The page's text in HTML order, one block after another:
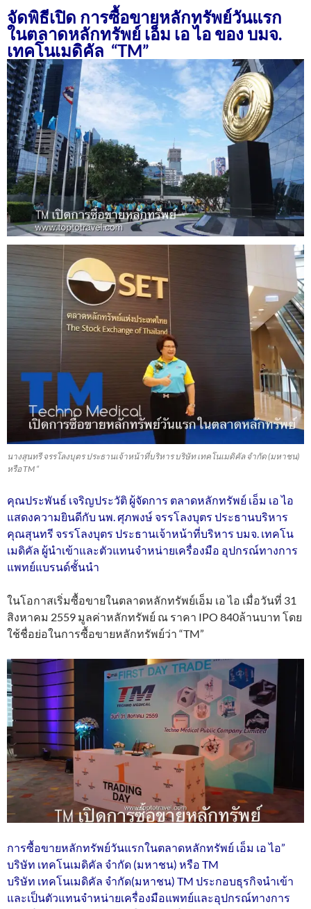
จัดพิธีเปิด การซื้อขายหลักทรัพย์วันแรก
ในตลาดหลักทรัพย์ เอ็ม เอ ไอ ของ บมจ.
เทคโนเมดิคัล “TM”
นางสุนทรี จรรโลงบุตร ประธานเจ้าหน้าที่บริหาร บริษัท เทคโนเมดิคัล จำกัด (มหาชน)
หรือ TM “
คุณประพันธ์ เจริญประวัติ ผู้จัดการ ตลาดหลักทรัพย์ เอ็ม เอ ไอ
แสดงความยินดีกับ นพ. ศุภพงษ์ จรรโลงบุตร ประธานบริหาร
คุณสุนทรี จรรโลงบุตร ประธานเจ้าหน้าที่บริหาร บมจ. เทคโน
เมดิคัล ผู้นำเข้าและตัวแทนจำหน่ายเครื่องมือ อุปกรณ์ทางการ
แพทย์แบรนด์ชั้นนำ
ในโอกาสเริ่มซื้อขายในตลาดหลักทรัพย์เอ็ม เอ ไอ เมื่อวันที่ 31
สิงหาคม 2559 มูลค่าหลักทรัพย์ ณ ราคา IPO 840ล้านบาท โดย
ใช้ชื่อย่อในการซื้อขายหลักทรัพย์ว่า “TM”
การซื้อขายหลักทรัพย์วันแรกในตลาดหลักทรัพย์ เอ็ม เอ ไอ”
บริษัท เทคโนเมดิคัล จำกัด (มหาชน) หรือ TM
บริษัท เทคโนเมดิคัล จำกัด(มหาชน) TM ประกอบธุรกิจนำเข้า
และเป็นตัวแทนจำหน่ายเครื่องมือแพทย์และอุปกรณ์ทางการ